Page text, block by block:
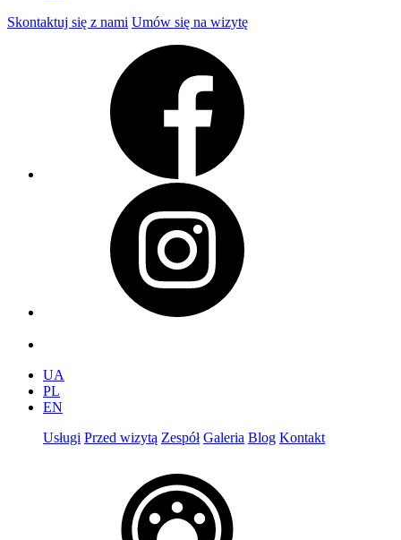
Skontaktuj się z nami Umów się na wizytę
UA
PL
EN
Usługi Przed wizytą Zespół Galeria Blog Kontakt